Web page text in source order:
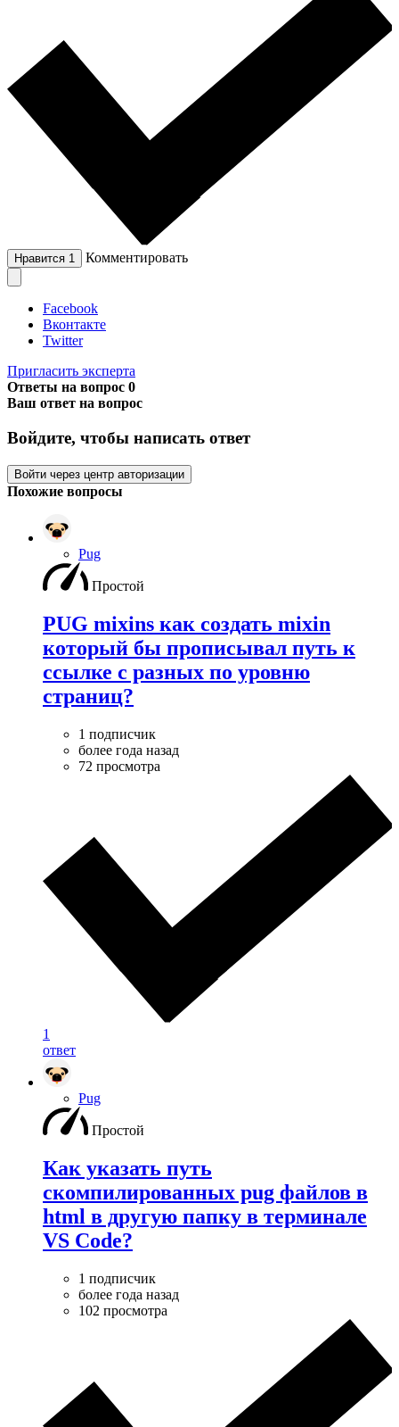
Нравится 1 Комментировать
Facebook
Вконтакте
Twitter
Пригласить эксперта
Ответы на вопрос 0
Ваш ответ на вопрос
Войдите, чтобы написать ответ
Войти через центр авторизации
Похожие вопросы
Pug
Простой
PUG mixins как создать mixin
который бы прописывал путь к
ссылке с разных по уровню
страниц?
1 подписчик
более года назад
72 просмотра
1
ответ
Pug
Простой
Как указать путь
скомпилированных pug файлов в
html в другую папку в терминале
VS Code?
1 подписчик
более года назад
102 просмотра